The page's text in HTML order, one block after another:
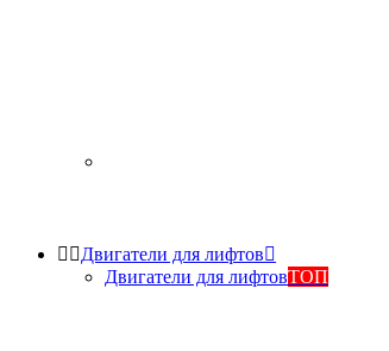
 Двигатели для лифтов
Двигатели для лифтовТОП